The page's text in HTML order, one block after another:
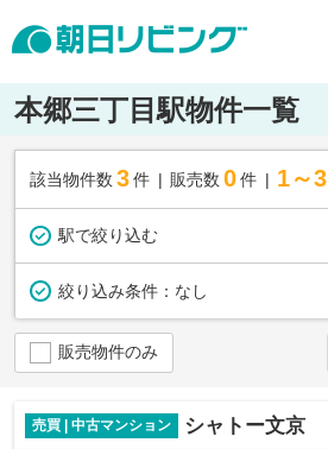
本郷三丁目駅物件一覧
該当物件数 3件 販売数 0 件 1～3
駅で絞り込む
絞り込み条件： なし
販売物件のみ
売買 | 中古マンション シャトー文京